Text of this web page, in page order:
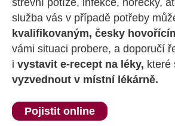
střevní potíže, infekce, horečky,
služba vás v případě potřeby
kvalifikovaným, česky
vámi situaci probere, a doporučí
i vystavit e-recept na léky, které
vyzvednout v místní lékárně.
Pojistit online